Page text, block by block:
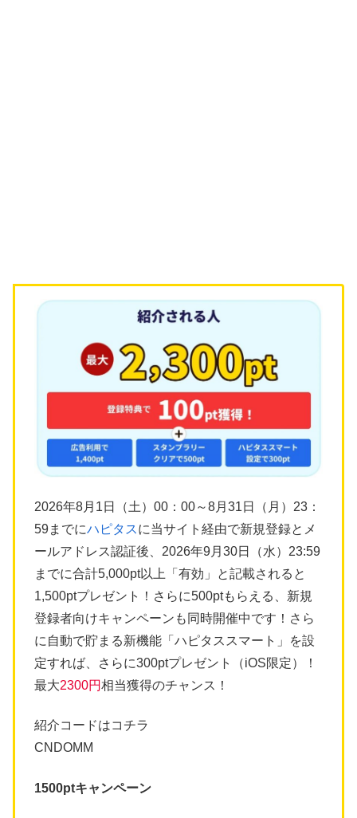
2026年8月1日（土）00：00～8月31日（月）23：
59までにハピタスに当サイト経由で新規登録とメ
ールアドレス認証後、2026年9月30日（水）23:59
までに合計5,000pt以上「有効」と記載されると
1,500ptプレゼント！さらに500ptもらえる、新規
登録者向けキャンペーンも同時開催中です！さら
に自動で貯まる新機能「ハピタススマート」を設
定すれば、さらに300ptプレゼント（iOS限定）！
最大2300円相当獲得のチャンス！
紹介コードはコチラ
CNDOMM
1500ptキャンペーン